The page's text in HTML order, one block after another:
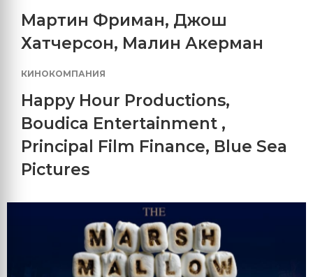
Мартин Фриман, Джош
Хатчерсон, Малин Акерман
КИНОКОМПАНИЯ
Happy Hour Productions,
Boudica Entertainment ,
Principal Film Finance, Blue Sea
Pictures